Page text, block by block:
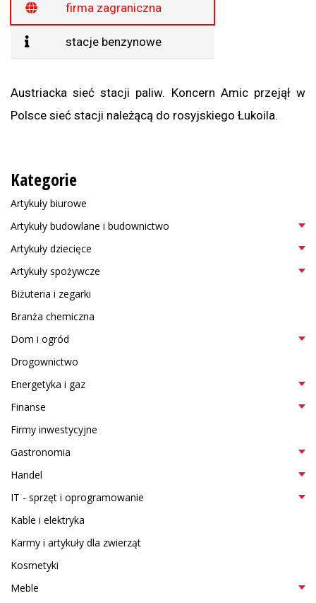
firma zagraniczna
stacje benzynowe
Austriacka sieć stacji paliw. Koncern Amic przejął w
Polsce sieć stacji należącą do rosyjskiego Łukoila.
Kategorie
Artykuły biurowe
Artykuły budowlane i budownictwo
Artykuły dziecięce
Artykuły spożywcze
Biżuteria i zegarki
Branża chemiczna
Dom i ogród
Drogownictwo
Energetyka i gaz
Finanse
Firmy inwestycyjne
Gastronomia
Handel
IT - sprzęt i oprogramowanie
Kable i elektryka
Karmy i artykuły dla zwierząt
Kosmetyki
Meble